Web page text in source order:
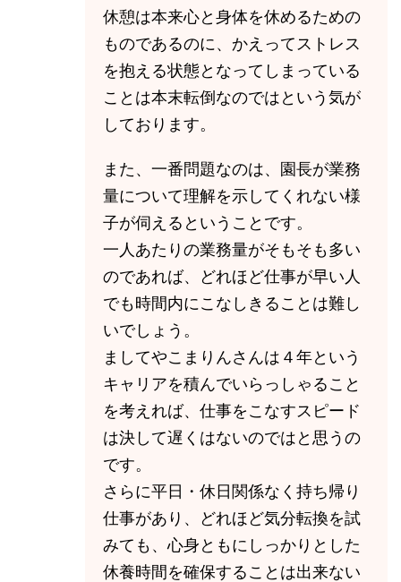
休憩は本来心と身体を休めるための
ものであるのに、かえってストレス
を抱える状態となってしまっている
ことは本末転倒なのではという気が
しております。
また、一番問題なのは、園長が業務
量について理解を示してくれない様
子が伺えるということです。
一人あたりの業務量がそもそも多い
のであれば、どれほど仕事が早い人
でも時間内にこなしきることは難し
いでしょう。
ましてやこまりんさんは４年という
キャリアを積んでいらっしゃること
を考えれば、仕事をこなすスピード
は決して遅くはないのではと思うの
です。
さらに平日・休日関係なく持ち帰り
仕事があり、どれほど気分転換を試
みても、心身ともにしっかりとした
休養時間を確保することは出来ない